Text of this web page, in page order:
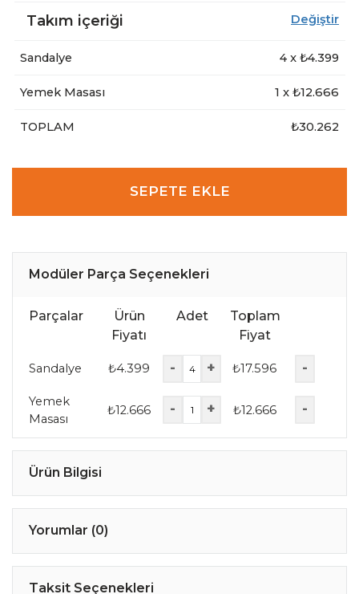
Takım içeriği Değiştir
Sandalye 4 x ₺4.399
Yemek Masası 1 x ₺12.666
TOPLAM ₺30.262
SEPETE EKLE
Modüler Parça Seçenekleri
Parçalar
Ürün
Fiyatı
Adet
Toplam
Fiyat
Sandalye ₺4.399 - + ₺17.596 -
Yemek
Masası
₺12.666 - + ₺12.666 -
Ürün Bilgisi
Yorumlar (0)
Taksit Seçenekleri